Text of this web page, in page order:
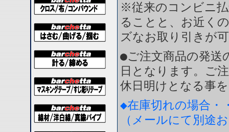
※従来のコンビニ
ることと、お近く
ズなお取り引きが
●ご注文商品の発送
日となります。ご
休日明けとなる事
◆在庫切れの場合・
（メールにて別途